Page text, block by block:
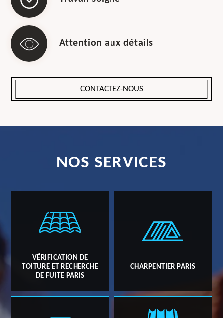
Attention aux détails
CONTACTEZ-NOUS
NOS SERVICES
VÉRIFICATION DE
TOITURE ET RECHERCHE
DE FUITE PARIS
CHARPENTIER PARIS